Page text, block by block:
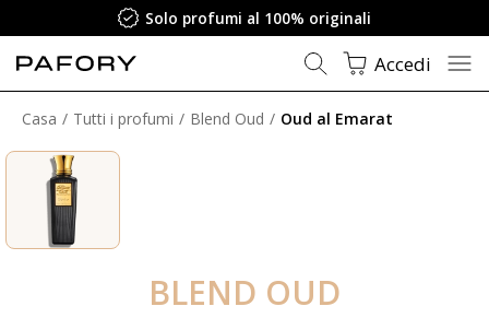
Solo profumi al 100% originali
Accedi
Casa Tutti i profumi Blend Oud Oud al Emarat
BLEND OUD